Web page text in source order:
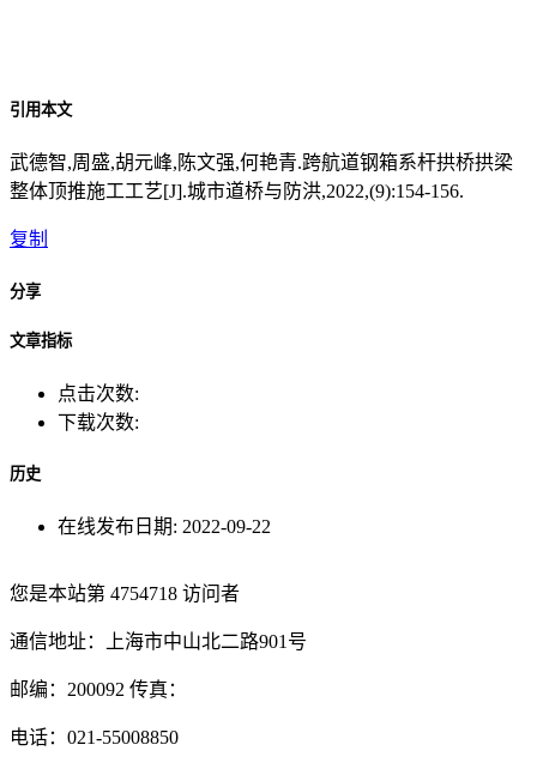
引用本文
武德智,周盛,胡元峰,陈文强,何艳青.跨航道钢箱系杆拱桥拱梁
整体顶推施工工艺[J].城市道桥与防洪,2022,(9):154-156.
复制
分享
文章指标
点击次数:
下载次数:
历史
在线发布日期: 2022-09-22
您是本站第 4754718 访问者
通信地址：上海市中山北二路901号
邮编：200092 传真：
电话：021-55008850